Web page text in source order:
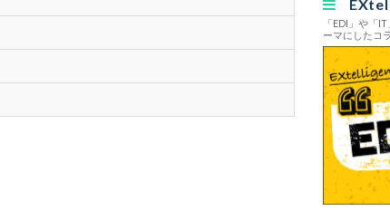
「EDI」や「
ーマにしたコ